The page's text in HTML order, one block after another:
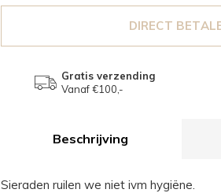
DIRECT
Gratis verzending
Vanaf €100,-
Beschrijving
Sieraden ruilen we niet ivm hygiëne.